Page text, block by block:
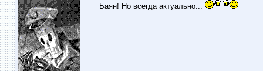
Баян! Но всегда актуально...